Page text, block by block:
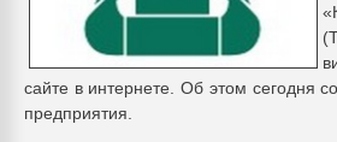
сайте в интернете. Об этом сегодня
предприятия.